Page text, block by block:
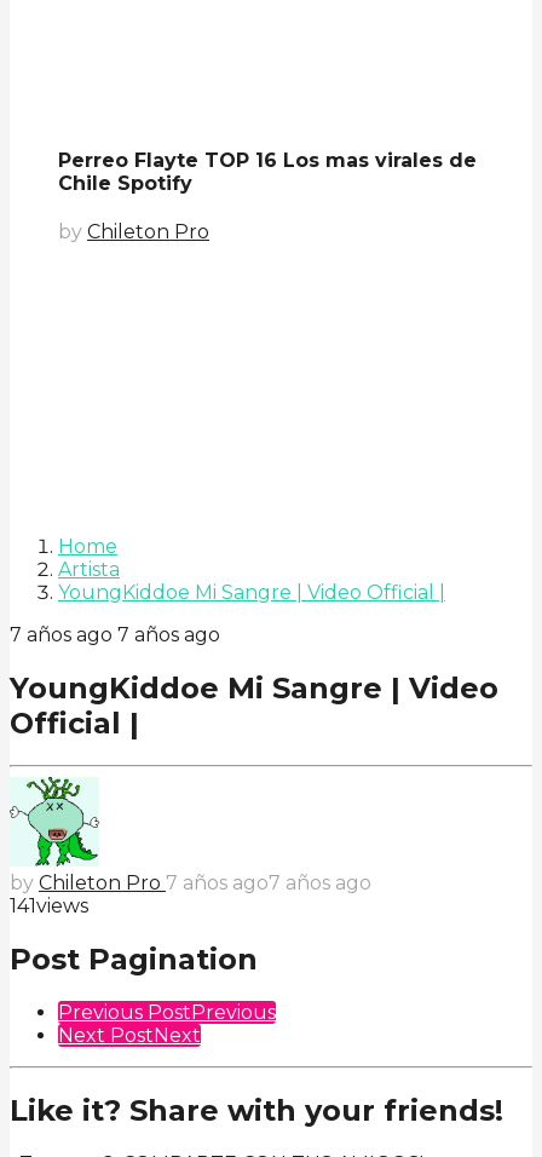
Perreo Flayte TOP 16 Los mas virales de
Chile Spotify
by Chileton Pro
Home
Artista
YoungKiddoe Mi Sangre | Video Official |
7 años ago 7 años ago
YoungKiddoe Mi Sangre | Video
Official |
by Chileton Pro 7 años ago7 años ago
141views
Post Pagination
Previous PostPrevious
Next PostNext
Like it? Share with your friends!